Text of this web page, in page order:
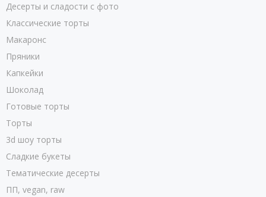
Десерты и сладости с фото
Классические торты
Макаронс
Пряники
Капкейки
Шоколад
Готовые торты
Торты
3d шоу торты
Сладкие букеты
Тематические десерты
ПП, vegan, raw